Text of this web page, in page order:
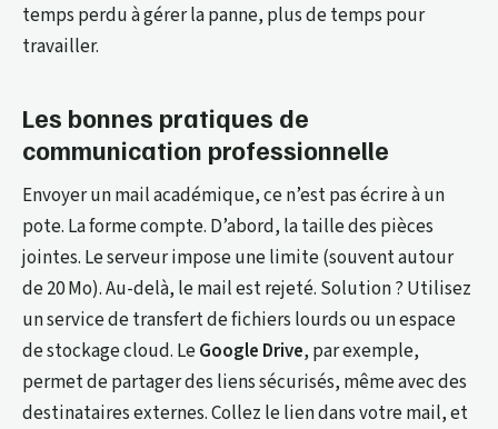
temps perdu à gérer la panne, plus de temps pour
travailler.
Les bonnes pratiques de
communication professionnelle
Envoyer un mail académique, ce n’est pas écrire à un
pote. La forme compte. D’abord, la taille des pièces
jointes. Le serveur impose une limite (souvent autour
de 20 Mo). Au-delà, le mail est rejeté. Solution ? Utilisez
un service de transfert de fichiers lourds ou un espace
de stockage cloud. LeGoogle Drive, par exemple,
permet de partager des liens sécurisés, même avec des
destinataires externes. Collez le lien dans votre mail, et